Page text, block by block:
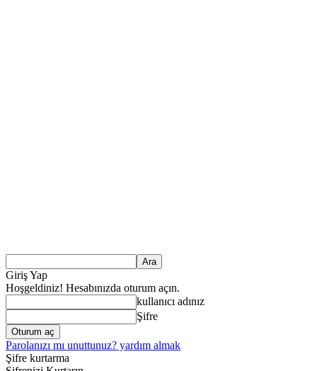
Giriş Yap
Hoşgeldiniz! Hesabınızda oturum açın.
kullanıcı adınız
Şifre
Parolanızı mı unuttunuz? yardım almak
Şifre kurtarma